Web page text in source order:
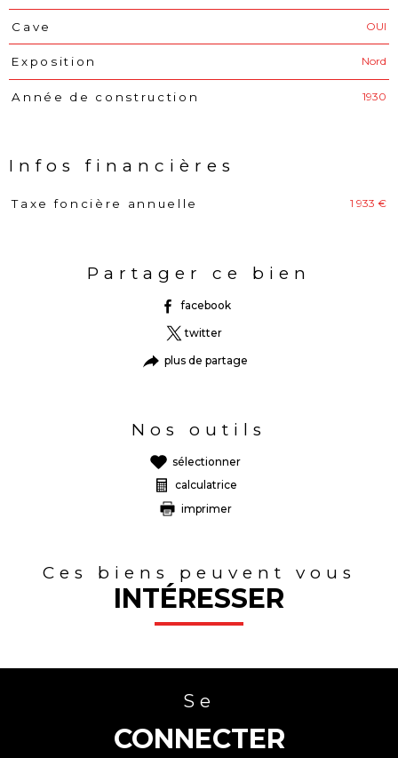
Cave OUI
Exposition Nord
Année de construction 1930
Infos financières
Caractéristiques Valeurs
Taxe foncière annuelle 1 933 €
Partager ce bien
facebook
twitter
plus de partage
Nos outils
sélectionner
calculatrice
imprimer
Ces biens peuvent vous
INTÉRESSER
Se
CONNECTER